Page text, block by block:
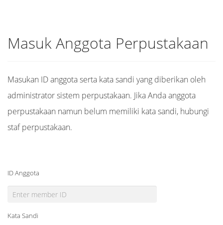
Masuk Anggota Perpustakaan
Masukan ID anggota serta kata sandi yang diberikan oleh
administrator sistem perpustakaan. Jika Anda anggota
perpustakaan namun belum memiliki kata sandi, hubungi
staf perpustakaan.
ID Anggota
Kata Sandi